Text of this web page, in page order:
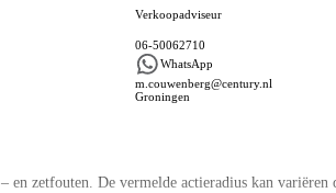
Verkoopadviseur
06-50062710
WhatsApp
m.couwenberg@century.nl
Groningen
en zetfouten. De vermelde actieradius kan